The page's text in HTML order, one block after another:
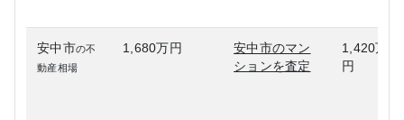
安中市の不
動産相場
1,680万円
安中市のマン
ションを査定
1,420万
円